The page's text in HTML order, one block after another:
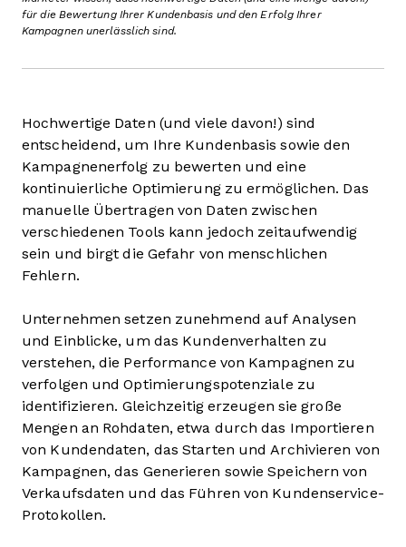
für die Bewertung Ihrer Kundenbasis und den Erfolg Ihrer
Kampagnen unerlässlich sind.
Hochwertige Daten (und viele davon!) sind
entscheidend, um Ihre Kundenbasis sowie den
Kampagnenerfolg zu bewerten und eine
kontinuierliche Optimierung zu ermöglichen. Das
manuelle Übertragen von Daten zwischen
verschiedenen Tools kann jedoch zeitaufwendig
sein und birgt die Gefahr von menschlichen
Fehlern.
Unternehmen setzen zunehmend auf Analysen
und Einblicke, um das Kundenverhalten zu
verstehen, die Performance von Kampagnen zu
verfolgen und Optimierungspotenziale zu
identifizieren. Gleichzeitig erzeugen sie große
Mengen an Rohdaten, etwa durch das Importieren
von Kundendaten, das Starten und Archivieren von
Kampagnen, das Generieren sowie Speichern von
Verkaufsdaten und das Führen von Kundenservice-
Protokollen.